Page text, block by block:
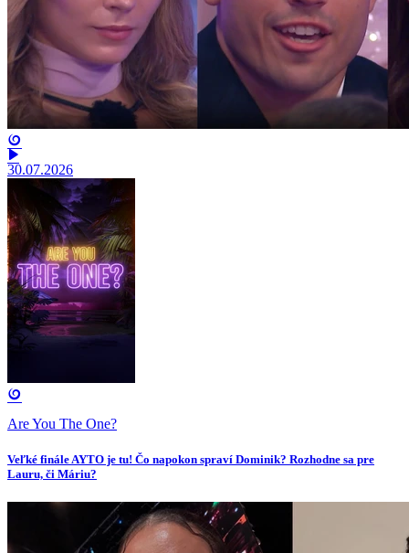
30.07.2026
Are You The One?
Veľké finále AYTO je tu! Čo napokon spraví Dominik? Rozhodne sa pre
Lauru, či Máriu?